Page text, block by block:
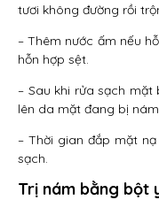
tươi không đường rồi
– Thêm nước ấm nếu
hỗn hợp sệt.
– Sau khi rửa sạch
lên da mặt đang bị
– Thời gian đắp mặt
sạch.
Trị nám bằng bột